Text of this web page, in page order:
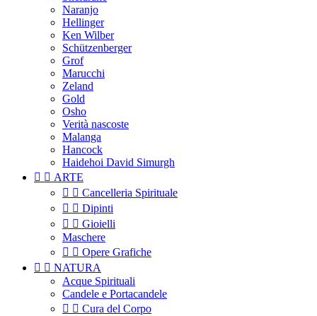
Naranjo
Hellinger
Ken Wilber
Schützenberger
Grof
Marucchi
Zeland
Gold
Osho
Verità nascoste
Malanga
Hancock
Haidehoi David Simurgh
  ARTE
  Cancelleria Spirituale
  Dipinti
  Gioielli
Maschere
  Opere Grafiche
  NATURA
Acque Spirituali
Candele e Portacandele
  Cura del Corpo